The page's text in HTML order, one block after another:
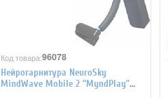
Код товара:96078
Нейрогарнитура NeuroSky
MindWave Mobile 2 “MyndPlay”